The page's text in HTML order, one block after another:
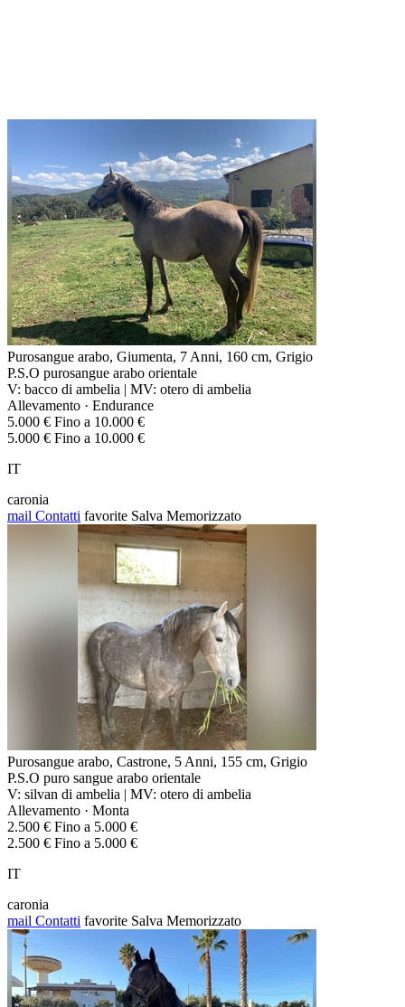
Purosangue arabo, Giumenta, 7 Anni, 160 cm, Grigio
P.S.O purosangue arabo orientale
V: bacco di ambelia | MV: otero di ambelia
Allevamento · Endurance
5.000 € Fino a 10.000 €
5.000 € Fino a 10.000 €
IT
caronia
mail Contatti favorite Salva Memorizzato
Purosangue arabo, Castrone, 5 Anni, 155 cm, Grigio
P.S.O puro sangue arabo orientale
V: silvan di ambelia | MV: otero di ambelia
Allevamento · Monta
2.500 € Fino a 5.000 €
2.500 € Fino a 5.000 €
IT
caronia
mail Contatti favorite Salva Memorizzato